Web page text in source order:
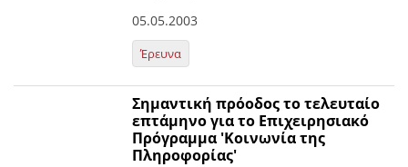
05.05.2003
Έρευνα
Σημαντική πρόοδος το τελευταίο
επτάμηνο για το Επιχειρησιακό
Πρόγραμμα 'Κοινωνία της
Πληροφορίας'